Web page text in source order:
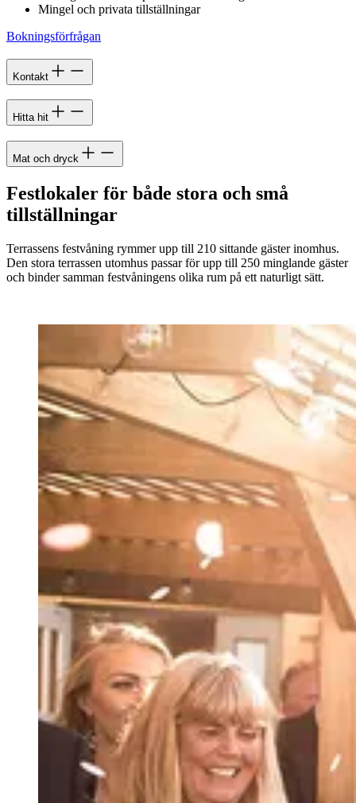
Mingel och privata tillställningar
Bokningsförfrågan
Kontakt
Hitta hit
Mat och dryck
Festlokaler för både stora och små
tillställningar
Terrassens festvåning rymmer upp till 210 sittande gäster inomhus.
Den stora terrassen utomhus passar för upp till 250 minglande gäster
och binder samman festvåningens olika rum på ett naturligt sätt.